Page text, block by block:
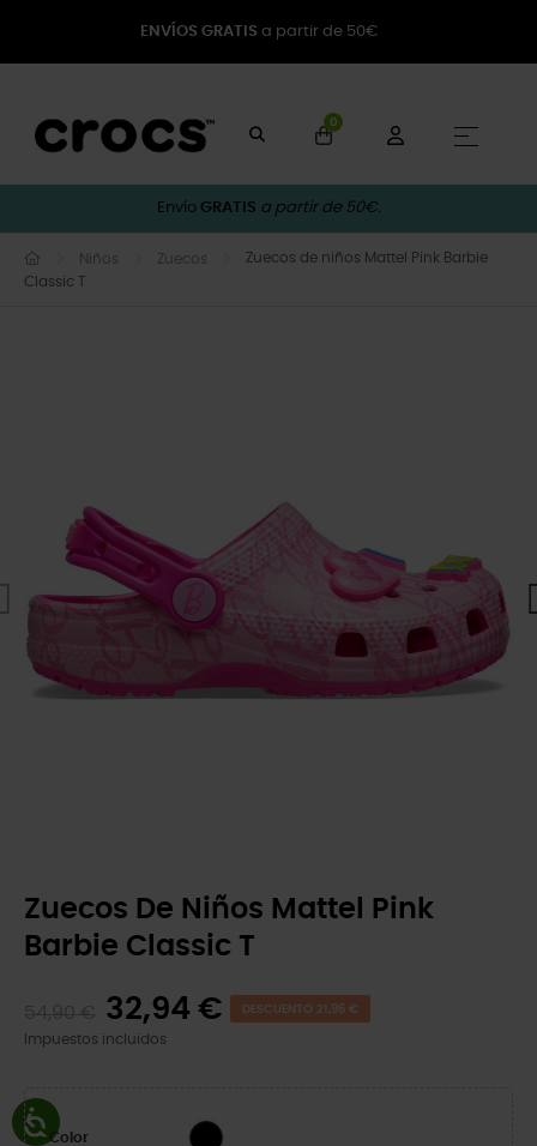
ENVÍOS GRATIS a partir de 50€
0
☰
Envío GRATIS a partir de 50€.
Niños Zuecos
Zuecos de niños Mattel Pink Barbie
Classic T
Zuecos De Niños Mattel Pink
Barbie Classic T
32,94 € DESCUENTO 21,96 €
Impuestos incluidos
Color Multi